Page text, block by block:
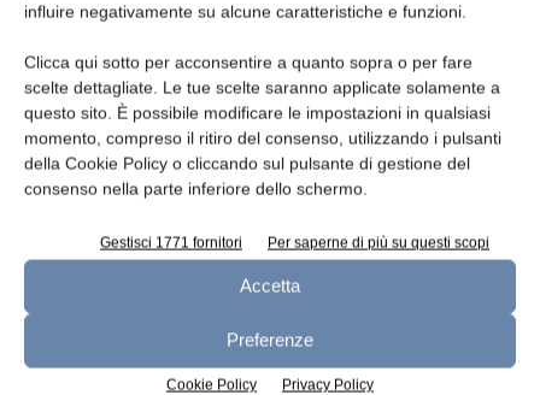
influire negativamente su alcune caratteristiche e funzioni.
Clicca qui sotto per acconsentire a quanto sopra o per fare
scelte dettagliate. Le tue scelte saranno applicate solamente a
questo sito. È possibile modificare le impostazioni in qualsiasi
momento, compreso il ritiro del consenso, utilizzando i pulsanti
della Cookie Policy o cliccando sul pulsante di gestione del
consenso nella parte inferiore dello schermo.
Gestisci 1771 fornitori Per saperne di più su questi scopi
Accetta
Preferenze
Cookie Policy Privacy Policy
Aromatizzanti di affumicatura
redazione 17 Marzo 2020
Leggi la rivista